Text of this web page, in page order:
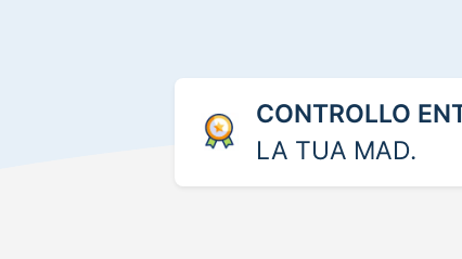
CONTROLLO
LA TUA MAD.